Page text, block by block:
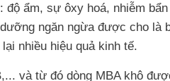
ẩm, sự ôxy hoá, nhiễm
ngăn ngừa được cho là
nhiều hiệu quả kinh tế.
và từ đó dòng MBA khô